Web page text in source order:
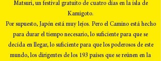
Matsuri, un festival gratuito de cuatro días en la isla de
Kamigoto.
Por supuesto, Japón está muy lejos. Pero el Camino está hecho
para durar el tiempo necesario, lo suficiente para que se
decida en llegar, lo suficiente para que los poderosos de este
mundo, los dirigentes de los 193 países que se reúnen en la